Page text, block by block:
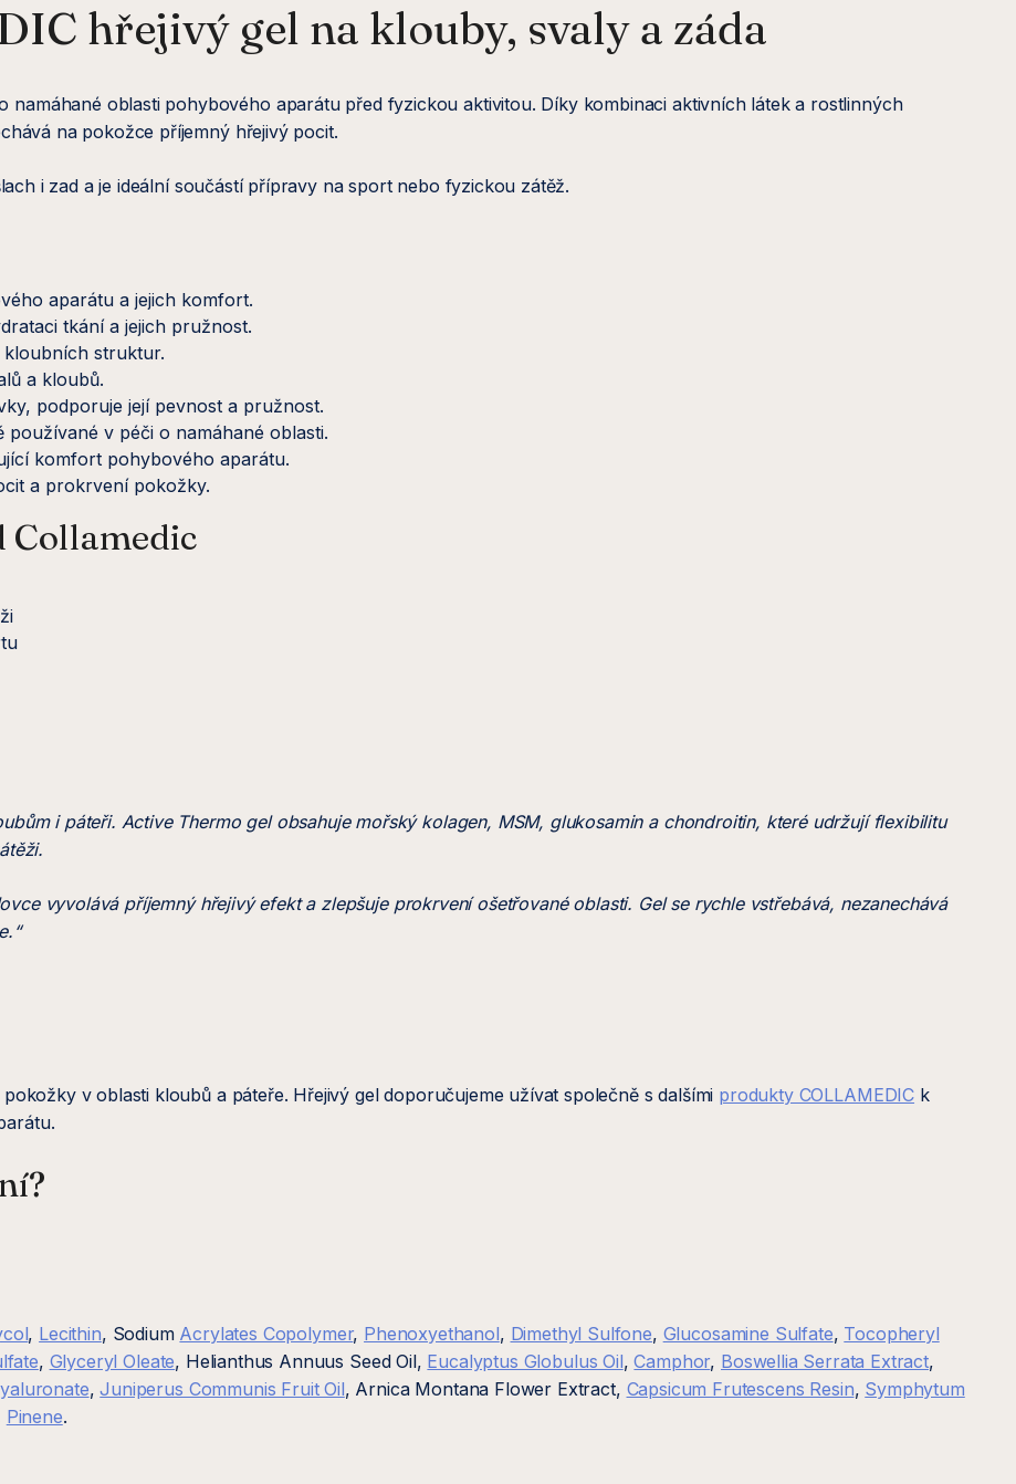
hřejivý gel na klouby, svaly a záda
namáhané oblasti pohybového aparátu před fyzickou aktivitou. Díky kombinaci aktivních látek a rostlinných
na pokožce příjemný hřejivý pocit.
i zad a je ideální součástí přípravy na sport nebo fyzickou zátěž.
aparátu a jejich komfort.
tkání a jejich pružnost.
struktur.
a kloubů.
podporuje její pevnost a pružnost.
v péči o namáhané oblasti.
komfort pohybového aparátu.
a prokrvení pokožky.
Collamedic
i páteři. Active Thermo gel obsahuje mořský kolagen, MSM, glukosamin a chondroitin, které udržují flexibilitu
vyvolává příjemný hřejivý efekt a zlepšuje prokrvení ošetřované oblasti. Gel se rychle vstřebává, nezanechává
v oblasti kloubů a páteře. Hřejivý gel doporučujeme užívat společně s dalšími produkty COLLAMEDIC k
, Lecithin, Sodium Acrylates Copolymer, Phenoxyethanol, Dimethyl Sulfone, Glucosamine Sulfate, Tocopheryl
, Glyceryl Oleate, Helianthus Annuus Seed Oil, Eucalyptus Globulus Oil,Camphor, Boswellia Serrata Extract,
,Juniperus Communis Fruit Oil, Arnica Montana Flower Extract, Capsicum Frutescens Resin, Symphytum
Pinene.